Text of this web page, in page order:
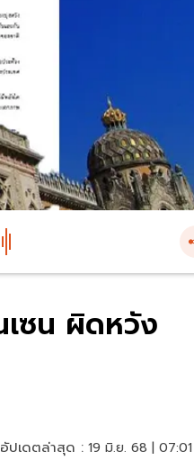
ซน ผิดหวัง
อัปเดตล่าสุด : 19 มิ.ย. 68 |